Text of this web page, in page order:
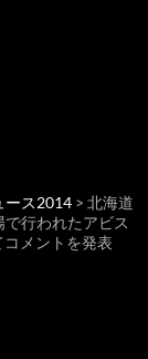
ース2014 > 北海道
行われたアビス
メントを発表